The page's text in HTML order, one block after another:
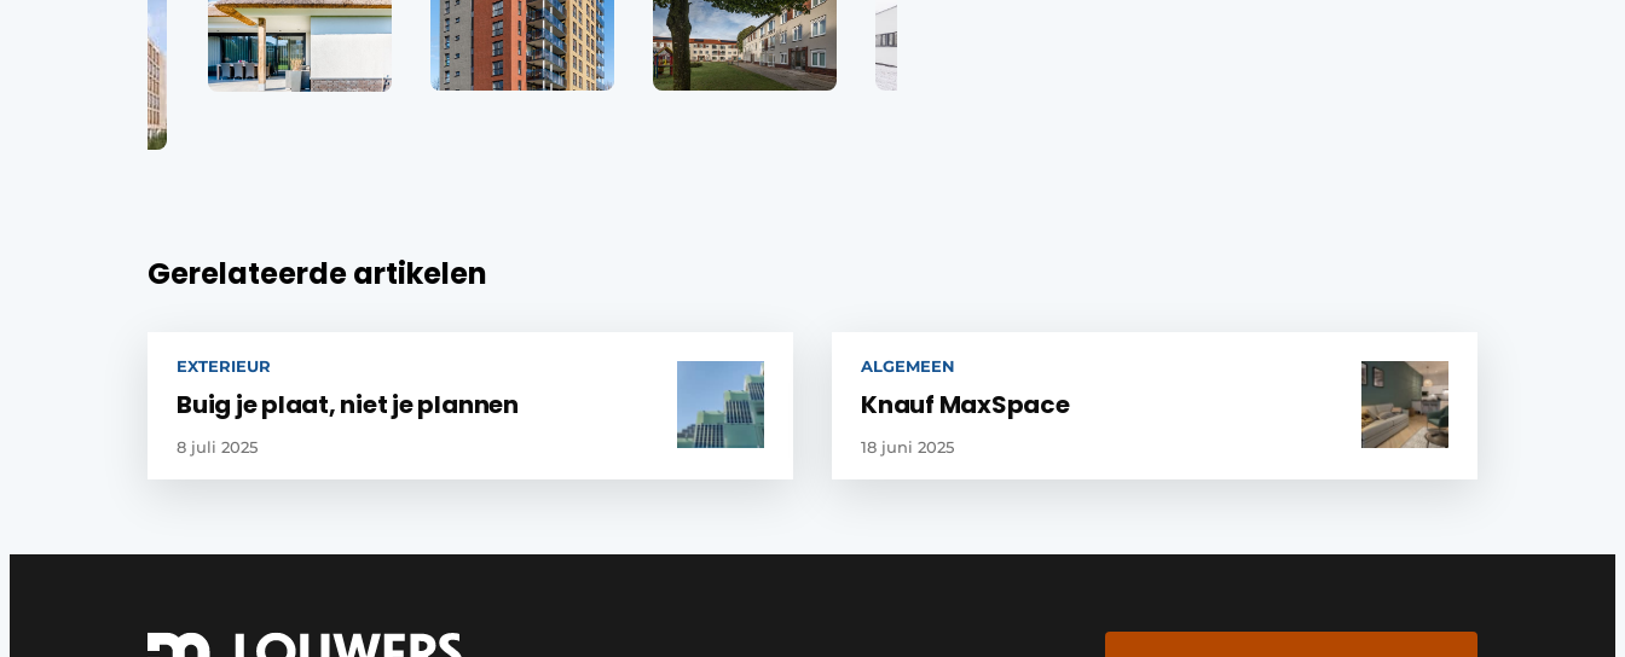
Gerelateerde artikelen
EXTERIEUR
Buig je plaat, niet je plannen
8 juli 2025
ALGEMEEN
Knauf MaxSpace
18 juni 2025